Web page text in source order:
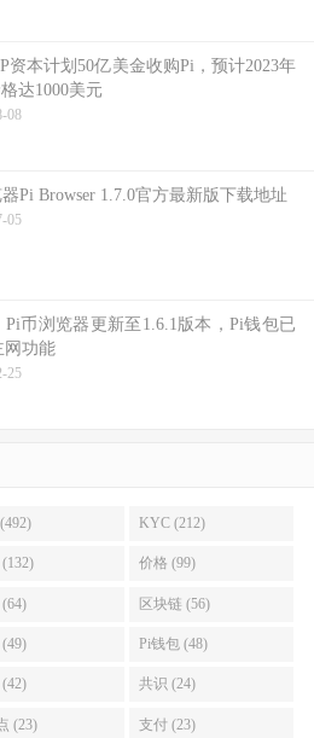
资本计划50亿美金收购Pi，预计2023年
达1000美元
08
Pi Browser 1.7.0官方最新版下载地址
05
Pi币浏览器更新至1.6.1版本，Pi钱包已
网功能
25
KYC (212)
价格 (99)
区块链 (56)
Pi钱包 (48)
共识 (24)
(23) 支付 (23)